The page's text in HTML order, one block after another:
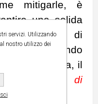
mitigarle, è
una solida
all'interno di
conoscendo
alla sicurezza, il
probabilità di
servizi. Utilizzando
nostro utilizzo dei